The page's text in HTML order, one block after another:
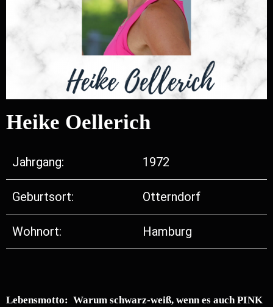
Heike Oellerich
Jahrgang: 1972
Geburtsort: Otterndorf
Wohnort: Hamburg
Lebensmotto: Warum schwarz-weiß, wenn es auch PINK